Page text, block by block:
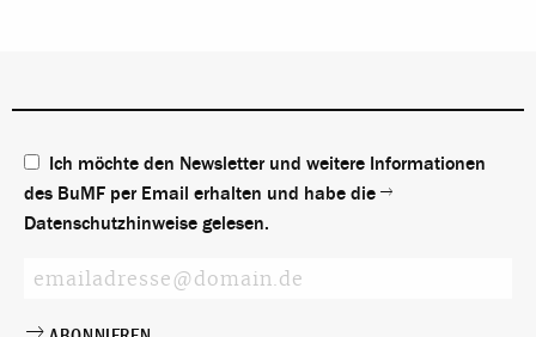
Ich möchte den Newsletter und weitere Informationen
des BuMF per Email erhalten und habe die
Datenschutzhinweise gelesen.